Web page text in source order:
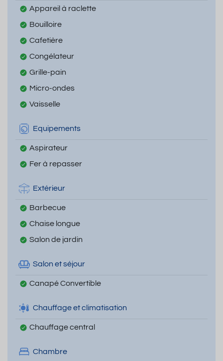
Appareil à raclette
Bouilloire
Cafetière
Congélateur
Grille-pain
Micro-ondes
Vaisselle
Equipements
Aspirateur
Fer à repasser
Extérieur
Barbecue
Chaise longue
Salon de jardin
Salon et séjour
Canapé Convertible
Chauffage et climatisation
Chauffage central
Chambre